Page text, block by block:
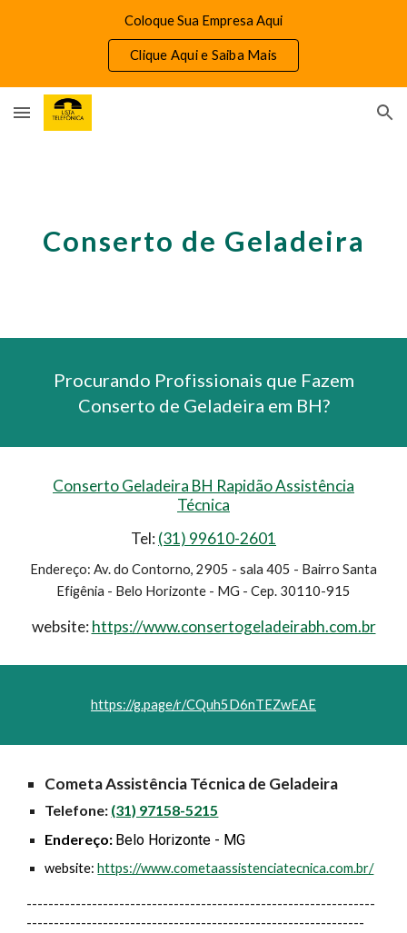
Coloque Sua Empresa Aqui
Clique Aqui e Saiba Mais
Conserto de Geladeira
Procurando Profissionais que Fazem
Conserto de Geladeira em BH?
Conserto Geladeira BH Rapidão Assistência
Técnica
Tel:(31) 99610-2601
Endereço: Av. do Contorno, 2905 - sala 405 - Bairro Santa
Efigênia - Belo Horizonte - MG - Cep. 30110-915
website:https://www.consertogeladeirabh.com.br
https://g.page/r/CQuh5D6nTEZwEAE
Cometa Assistência Técnica de Geladeira
Telefone: (31) 97158-5215
Endereço: Belo Horizonte - MG
website:https://www.cometaassistenciatecnica.com.br/
----------------------------------------------------------------
--------------------------------------------------------------